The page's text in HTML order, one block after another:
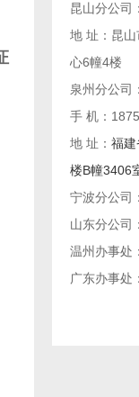
昆山分公司
地 址：昆
心6幢4楼
泉州分公司
手 机：
地 址： 福建
楼B幢3406
宁波分公司
山东分公司
温州办事处
广东办事处：